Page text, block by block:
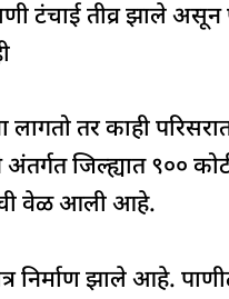
टंचाई तीव्र झाले
तर काही
जिल्ह्यात ९००
वेळ आली आहे.
निर्माण झाले आहे.